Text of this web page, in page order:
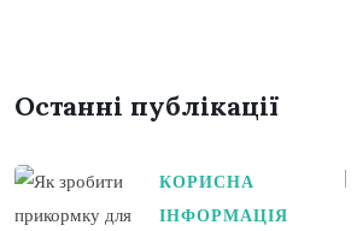
Останні публікації
КОРИСНА
ІНФОРМАЦІЯ